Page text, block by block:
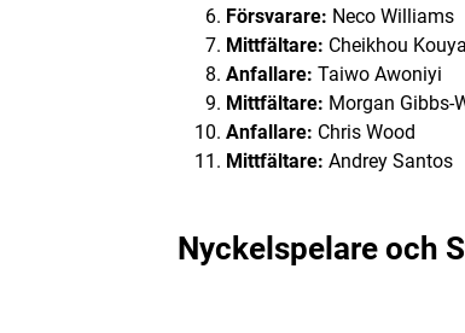
Försvarare: Neco Williams
Mittfältare: Cheikhou
Anfallare: Taiwo Awoniyi
Mittfältare: Morgan Gibbs-
Anfallare: Chris Wood
Mittfältare: Andrey Santos
Nyckelspelare och